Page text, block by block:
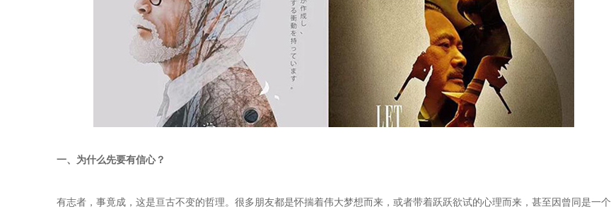
一、为什么先要有信心？
有志者，事竟成，这是亘古不变的哲理。很多朋友都是怀揣着伟大梦想而来，或者带着跃跃欲试的心理而来，甚至因曾同是一个